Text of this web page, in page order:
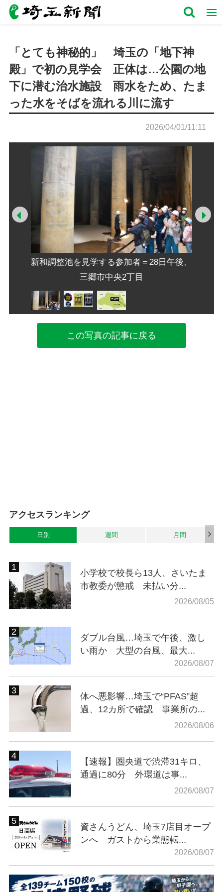
「とても神秘的」 埼玉の「地下神
殿」で初の見学会 正体は…公園の地
下に潜む治水施設 雨水をため、たま
った水をそばを流れる川に流す
2026/04/01/11:11
新和調整池を見学する参加者＝28日午後、
三郷市中央2丁目
Prev
この写真の記事に戻る
アクセスランキング
日別 週間 月間
小学校で校長ら13人、さいたま
市教委が懲戒 未払い分...
2026/08/05
ダブル台風…埼玉で午後、激し
い雨か 大型の台風、最大...
2026/08/07
体へ悪影響…埼玉で“PFAS”超
過、12カ所で確認 事業所の...
2026/08/06
【速報】圏央道で渋滞31キロ、
通過に80分 外環道は事...
2026/08/07
資さんうどん、埼玉7店目オープ
ンへ ガストから業態転...
2026/08/07